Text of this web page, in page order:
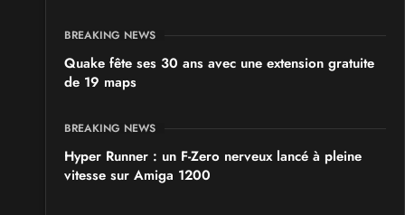
BREAKING NEWS
Quake fête ses 30 ans avec une extension gratuite
de 19 maps
BREAKING NEWS
Hyper Runner : un F-Zero nerveux lancé à pleine
vitesse sur Amiga 1200